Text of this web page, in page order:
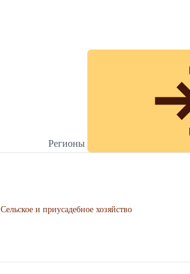
Регионы
Сельское и приусадебное хозяйство